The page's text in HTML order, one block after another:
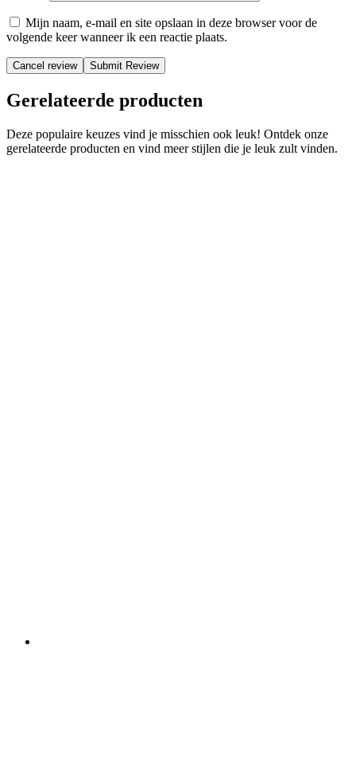
Mijn naam, e-mail en site opslaan in deze browser voor de
volgende keer wanneer ik een reactie plaats.
Cancel review
Gerelateerde producten
Deze populaire keuzes vind je misschien ook leuk! Ontdek onze
gerelateerde producten en vind meer stijlen die je leuk zult vinden.